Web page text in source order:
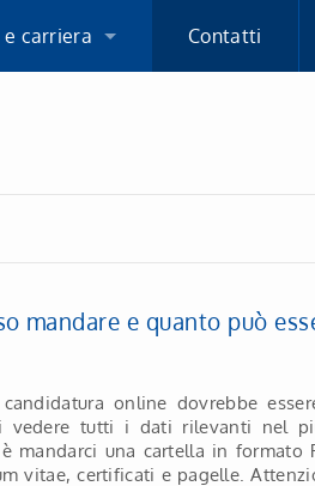
e carriera Contatti
mandare e quanto può
online dovrebbe
vedere tutti i dati rilevanti nel
mandarci una cartella in formato
vitae, certificati e pagelle.